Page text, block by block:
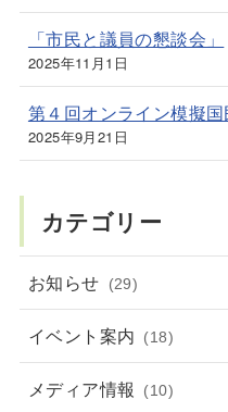
「市民と議員の懇談会」
2025年11月1日
第４回オンライン模擬
2025年9月21日
カテゴリー
お知らせ (29)
イベント案内 (18)
メディア情報 (10)